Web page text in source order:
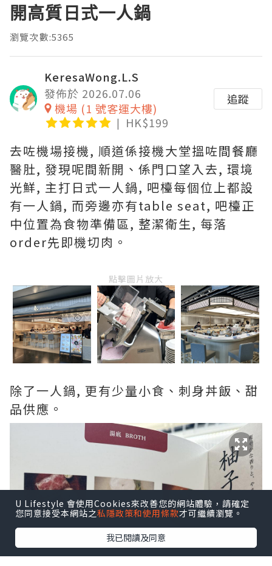
開高質日式一人鍋
瀏覽次數:5365
KeresaWong.L.S
發佈於 2026.07.06
機場 (1 號客運大樓)
HK$199
追蹤
去咗機場接機, 順道係接機大堂搵咗間餐廳
醫肚, 發現呢間新開、係門口望入去, 環境
光鮮, 主打日式一人鍋, 吧檯每個位上都設
有一人鍋, 而旁邊亦有table seat, 吧檯正
中位置為食物準備區, 整潔衛生, 每落
order先即機切肉。
點擊圖片放大
除了一人鍋, 更有少量小食、刺身丼飯、甜
品供應。
U Lifestyle 會使用Cookies來改善您的網站體驗，請確定
您同意接受本網站之私隱政策和使用條款才可繼續瀏覽。
我已閱讀及同意